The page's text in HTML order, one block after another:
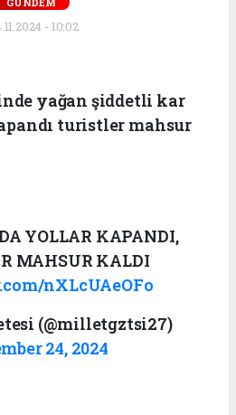
- 10:02
yağan şiddetli kar
turistler mahsur
YOLLAR KAPANDI,
MAHSUR KALDI
nXLcUAeOFo
(@milletgztsi27)
24, 2024